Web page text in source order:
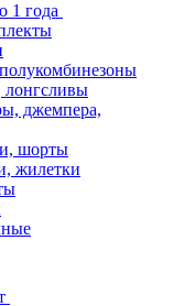
1 года
лонгсливы
джемпера,
шорты
жилетки